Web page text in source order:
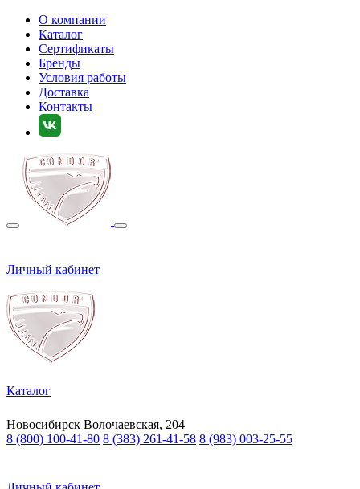
О компании
Каталог
Сертификаты
Бренды
Условия работы
Доставка
Контакты
Личный кабинет
Каталог
Новосибирск Волочаевская, 204
8 (800) 100-41-80 8 (383) 261-41-58 8 (983) 003-25-55